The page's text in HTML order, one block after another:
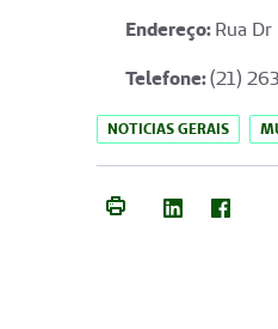
Endereço:Rua
Telefone:(21)
NOTICIAS GERAIS